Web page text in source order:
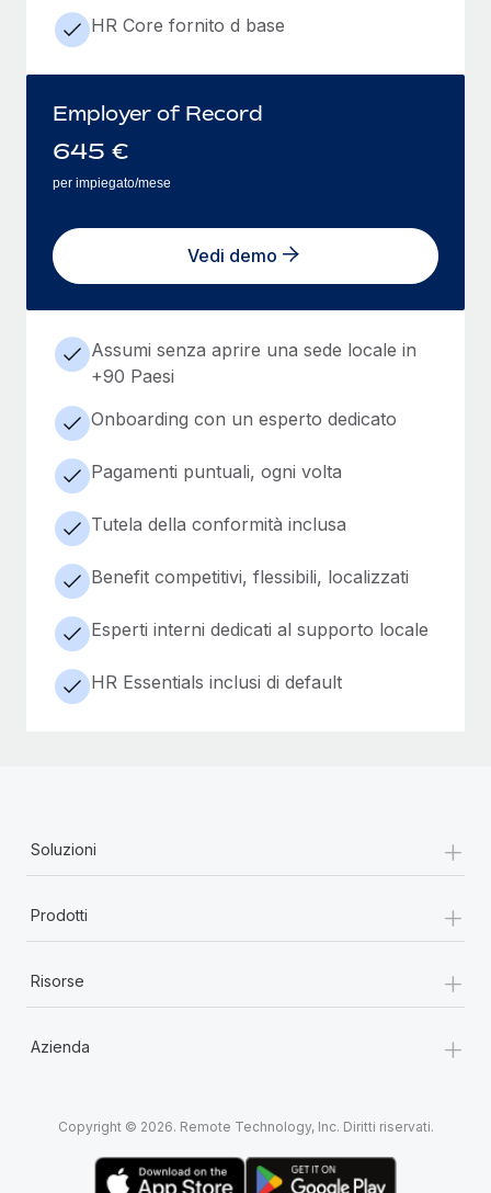
HR Core fornito d base
Employer of Record
645 €
per impiegato/mese
Vedi demo
Assumi senza aprire una sede locale in
+90 Paesi
Onboarding con un esperto dedicato
Pagamenti puntuali, ogni volta
Tutela della conformità inclusa
Benefit competitivi, flessibili, localizzati
Esperti interni dedicati al supporto locale
HR Essentials inclusi di default
Soluzioni +
Prodotti +
Risorse +
Azienda +
Copyright © 2026. Remote Technology, Inc. Diritti riservati.